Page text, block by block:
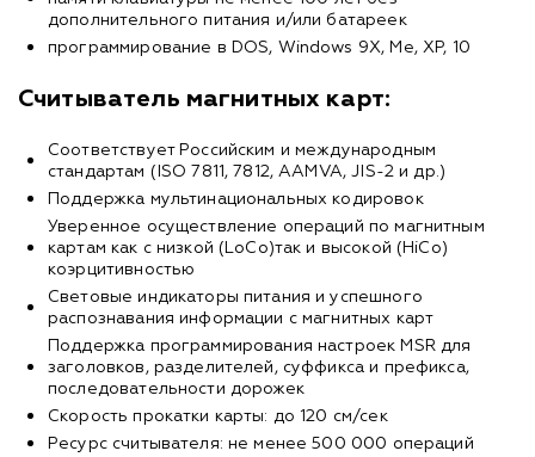
дополнительного питания и/или батареек
программирование в DOS, Windows 9X, Me, XP, 10
Считыватель магнитных карт:
Соответствует Российским и международным
стандартам (ISO 7811, 7812, AAMVA, JIS-2 и др.)
Поддержка мультинациональных кодировок
Уверенное осуществление операций по магнитным
картам как с низкой (LoCo)так и высокой (HiCo)
коэрцитивностью
Световые индикаторы питания и успешного
распознавания информации с магнитных карт
Поддержка программирования настроек MSR для
заголовков, разделителей, суффикса и префикса,
последовательности дорожек
Скорость прокатки карты: до 120 см/сек
Ресурс считывателя: не менее 500 000 операций